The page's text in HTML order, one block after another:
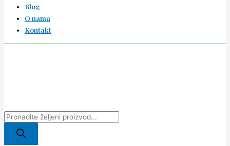
Blog
O nama
Kontakt